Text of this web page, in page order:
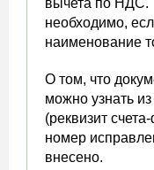
вычета по НДС.
необходимо,
наименование
О том, что
можно узнать
(реквизит
номер
внесено.